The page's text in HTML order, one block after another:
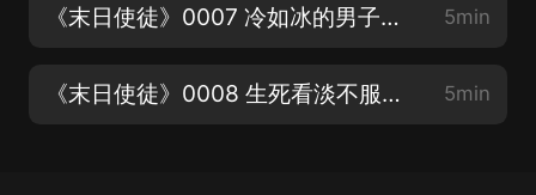
《末日使徒》0007 冷如冰的男子（有聲星海領銜-星海團隊精心制作） 5min
《末日使徒》0008 生死看淡不服就干（求訂閱，求轉發，求點讚） 5min